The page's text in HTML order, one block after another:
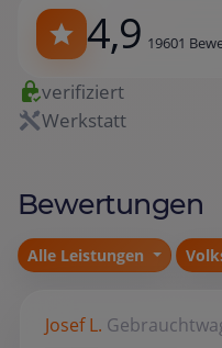
4,9 19601
verifiziert
Werkstatt
Bewertungen
Alle Leistungen
Josef L.